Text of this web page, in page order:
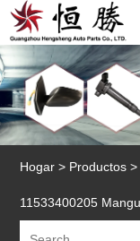
Hogar > Productos
11533400205